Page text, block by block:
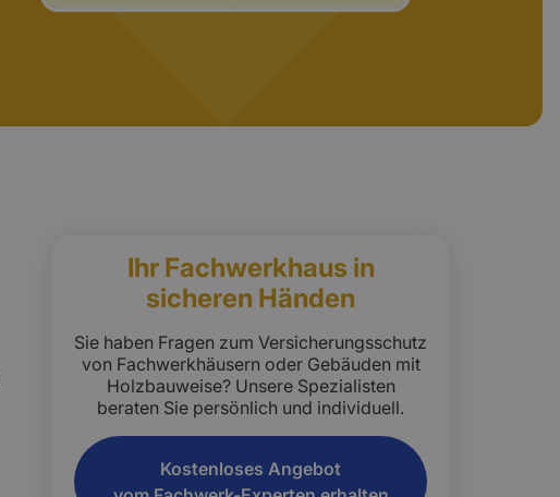
Ihr Fachwerkhaus in
sicheren Händen
Sie haben Fragen zum Versicherungsschutz
von Fachwerkhäusern oder Gebäuden mit
Holzbauweise? Unsere Spezialisten
beraten Sie persönlich und individuell.
Kostenloses Angebot